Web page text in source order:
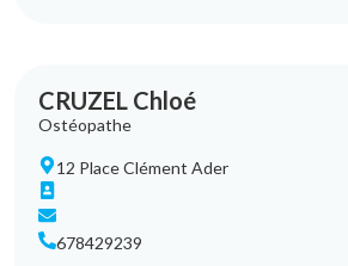
CRUZEL Chloé
Ostéopathe
12 Place Clément Ader
678429239